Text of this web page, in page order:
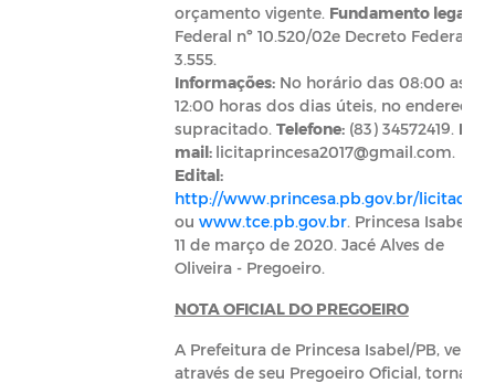
orçamento vigente. Fundamento legal:
Federal nº 10.520/02e Decreto Federal nº.
3.555.
Informações:No horário das 08:00 as
12:00 horas dos dias úteis, no endereço
supracitado. Telefone:(83) 34572419. E-
mail: licitaprincesa2017@gmail.com.
Edital:
http://www.princesa.pb.gov.br/licitacoes
ou www.tce.pb.gov.br. Princesa Isabel/
11 de março de 2020. Jacé Alves de
Oliveira - Pregoeiro.
NOTA OFICIAL DO PREGOEIRO
A Prefeitura de Princesa Isabel/PB, vem
através de seu Pregoeiro Oficial, tornar